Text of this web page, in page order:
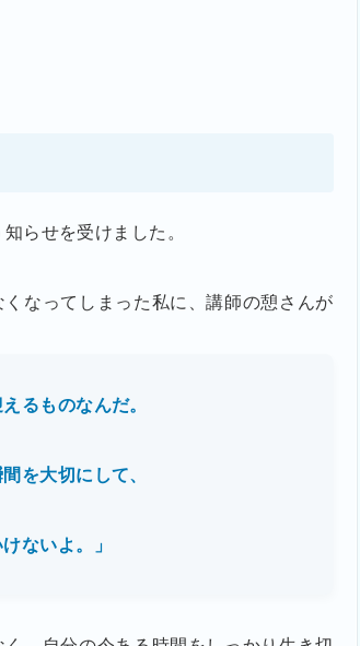
らせを受けました。
なってしまった私に、講師の憩さんが
るものなんだ。
を大切にして、
ないよ。」